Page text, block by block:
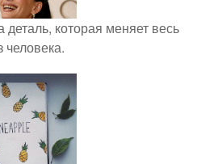
которая меняет весь
человека.